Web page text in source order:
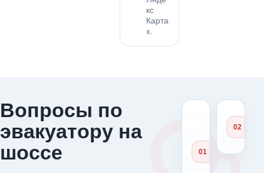
кс
Карта
х.
Вопросы по
эвакуатору на
шоссе
Что
если
стоит на